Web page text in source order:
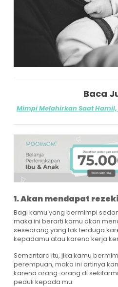
Baca
Mimpi Melahirkan Saat
1. Akan mendapat rezeki
Bagi kamu yang bermimpi
maka ini berarti kamu akan
seseorang yang tak terduga
kepadamu atau karena kerja
Sementara itu, jika kamu
perempuan, maka ini artinya
karena orang-orang di
peduli kepada mu.